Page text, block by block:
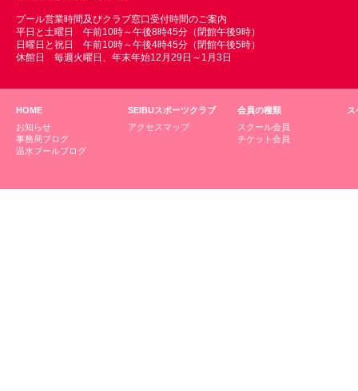
プール営業時間及びクラブ窓口受付時間のご案内
平日と土曜日 午前10時～午後8時45分（閉館午後9時）
日曜日と祝日 午前10時～午後4時45分（閉館午後5時）
休館日 毎週火曜日、年末年始12月29日～1月3日
HOME
お知らせ
事務局ブログ
温水プールブログ
SEIBUスポーツクラブ
アクセスマップ
会員の種類
スクール会員
チケット会員